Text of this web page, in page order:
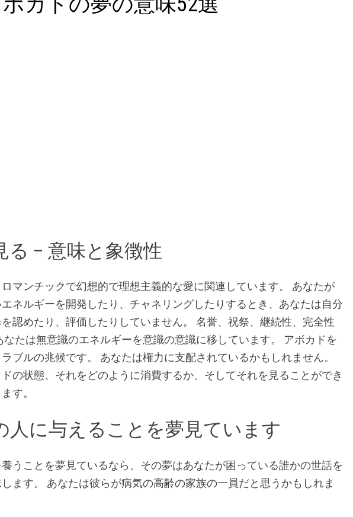
る – 意味と象徴性
マンチックで幻想的で理想主義的な愛に関連しています。 あなたが
ネルギーを開発したり、チャネリングしたりするとき、あなたは自分
認めたり、評価したりしていません。 名誉、祝祭、継続性、完全性
たは無意識のエネルギーを意識の意識に移しています。 アボカドを
ブルの兆候です。 あなたは権力に支配されているかもしれません。
の状態、それをどのように消費するか、そしてそれを見ることができ
す。
人に与えることを夢見ています
うことを夢見ているなら、その夢はあなたが困っている誰かの世話を
ます。 あなたは彼らが病気の高齢の家族の一員だと思うかもしれま